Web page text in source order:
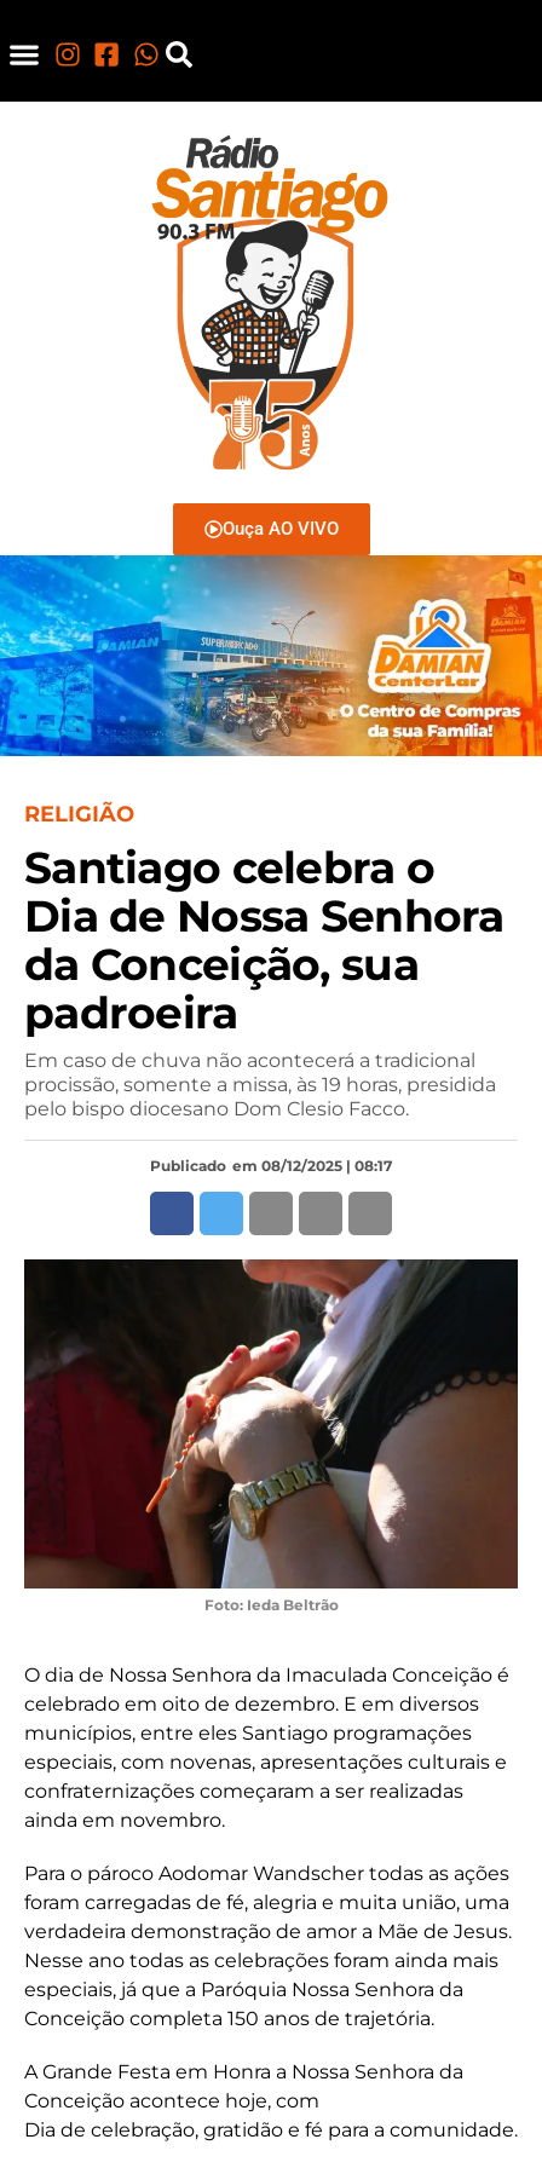
Ouça AO VIVO
RELIGIÃO
Santiago celebra o
Dia de Nossa Senhora
da Conceição, sua
padroeira
Em caso de chuva não acontecerá a tradicional
procissão, somente a missa, às 19 horas, presidida
pelo bispo diocesano Dom Clesio Facco.
Publicado em 08/12/2025 | 08:17
Foto: Ieda Beltrão
O dia de Nossa Senhora da Imaculada Conceição é
celebrado em oito de dezembro. E em diversos
municípios, entre eles Santiago programações
especiais, com novenas, apresentações culturais e
confraternizações começaram a ser realizadas
ainda em novembro.
Para o pároco Aodomar Wandscher todas as ações
foram carregadas de fé, alegria e muita união, uma
verdadeira demonstração de amor a Mãe de Jesus.
Nesse ano todas as celebrações foram ainda mais
especiais, já que a Paróquia Nossa Senhora da
Conceição completa 150 anos de trajetória.
A Grande Festa em Honra a Nossa Senhora da
Conceição acontece hoje, com
Dia de celebração, gratidão e fé para a comunidade.